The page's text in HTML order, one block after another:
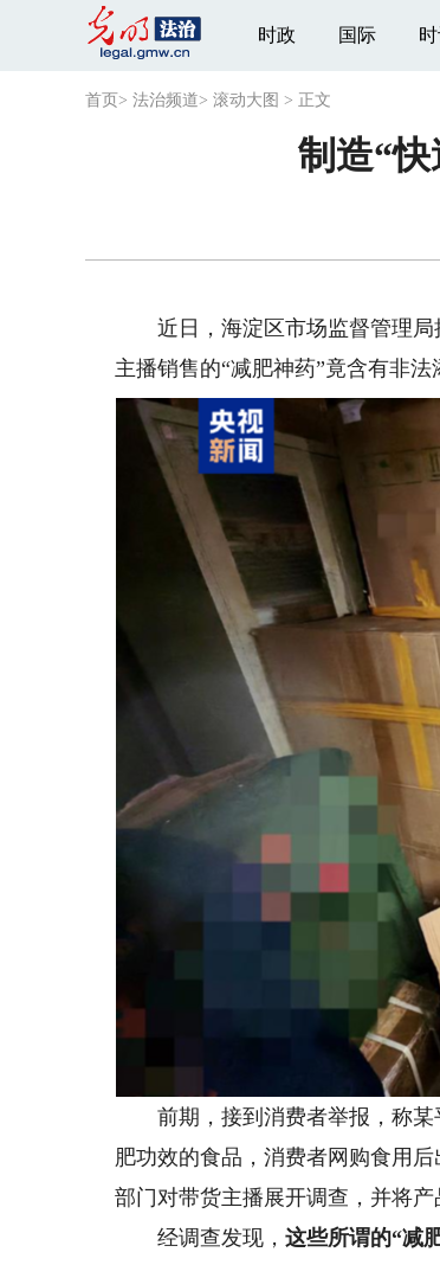
时政 国际
首页 > 法治频道> 滚动大图 > 正文
制造“
近日，海淀区市场监督管理局
主播销售的“减肥神药”竟含有非法
前期，接到消费者举报，称某
肥功效的食品，消费者网购食用
部门对带货主播展开调查，并将产
经调查发现，这些所谓的“减